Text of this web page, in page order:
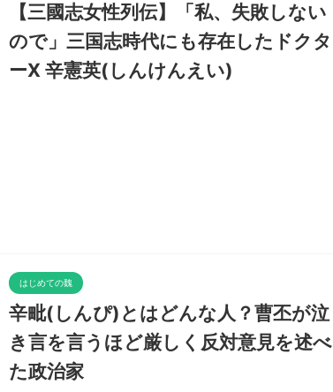
【三國志女性列伝】「私、失敗しない
ので」三国志時代にも存在したドクタ
ーX 辛憲英(しんけんえい)
はじめての魏
辛毗(しんぴ)とはどんな人？曹丕が泣
き言を言うほど厳しく反対意見を述べ
た政治家